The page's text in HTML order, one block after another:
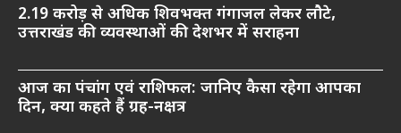
2.19 करोड़ से अधिक शिवभक्त गंगाजल लेकर लौटे,
उत्तराखंड की व्यवस्थाओं की देशभर में सराहना
आज का पंचांग एवं राशिफल: जानिए कैसा रहेगा आपका
दिन, क्या कहते हैं ग्रह-नक्षत्र